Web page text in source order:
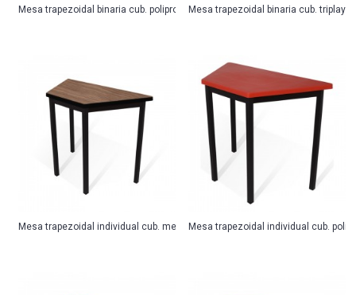
Mesa trapezoidal binaria cub. polipropilenoMesa trapezoidal binaria cub. triplay
Mesa trapezoidal individual cub. melaminaMesa trapezoidal individual cub.